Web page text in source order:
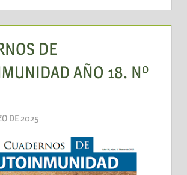
DE
AÑO 18. Nº
DE 2025